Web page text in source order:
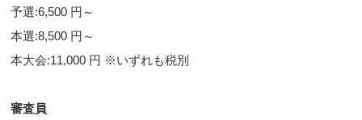
予選:6,500 円～
本選:8,500 円～
本大会:11,000 円 ※いずれも税別
審査員